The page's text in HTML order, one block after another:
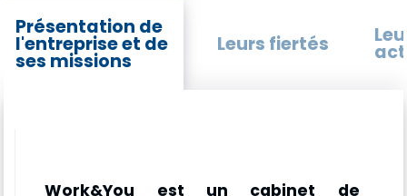
Présentation de
l'entreprise et de
ses missions
Leurs fiertés
Work&You est un cabinet de